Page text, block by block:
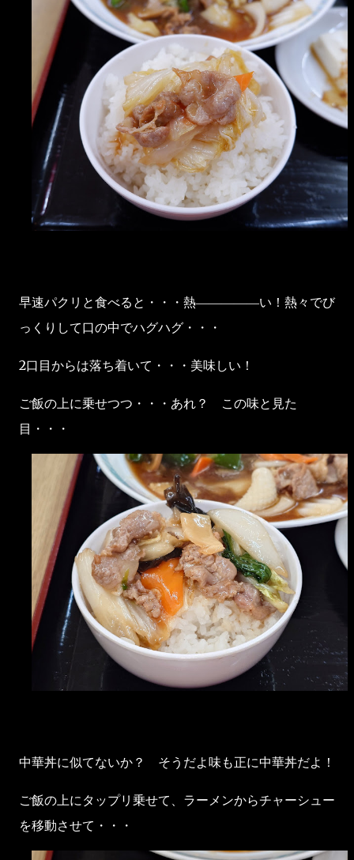
早速パクリと食べると・・・熱―――――い！熱々でび
っくりして口の中でハグハグ・・・
2口目からは落ち着いて・・・美味しい！
ご飯の上に乗せつつ・・・あれ？ この味と見た
目・・・
中華丼に似てないか？ そうだよ味も正に中華丼だよ！
ご飯の上にタップリ乗せて、ラーメンからチャーシュー
を移動させて・・・